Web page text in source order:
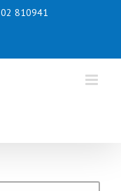
02 810941